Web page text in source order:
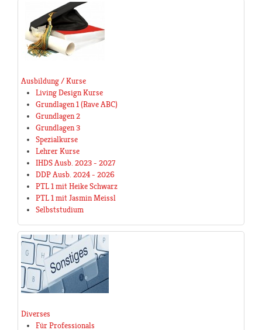
Ausbildung / Kurse
Living Design Kurse
Grundlagen 1 (Rave ABC)
Grundlagen 2
Grundlagen 3
Spezialkurse
Lehrer Kurse
IHDS Ausb. 2023 - 2027
DDP Ausb. 2024 - 2026
PTL 1 mit Heike Schwarz
PTL 1 mit Jasmin Meissl
Selbststudium
Diverses
Für Professionals